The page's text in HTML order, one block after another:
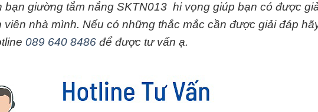
bạn giường tắm nắng SKTN013 hi vọng giúp bạn có được
nhà mình. Nếu có những thắc mắc cần được giải đáp
089 640 8486 để được tư vấn ạ.